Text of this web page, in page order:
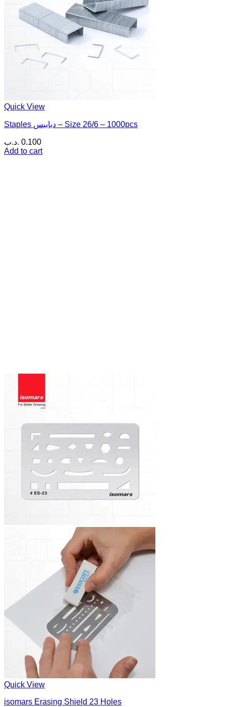
Quick View
Staples دبابيس – Size 26/6 – 1000pcs
0.100 .د.ب
Add to cart
Quick View
isomars Erasing Shield 23 Holes